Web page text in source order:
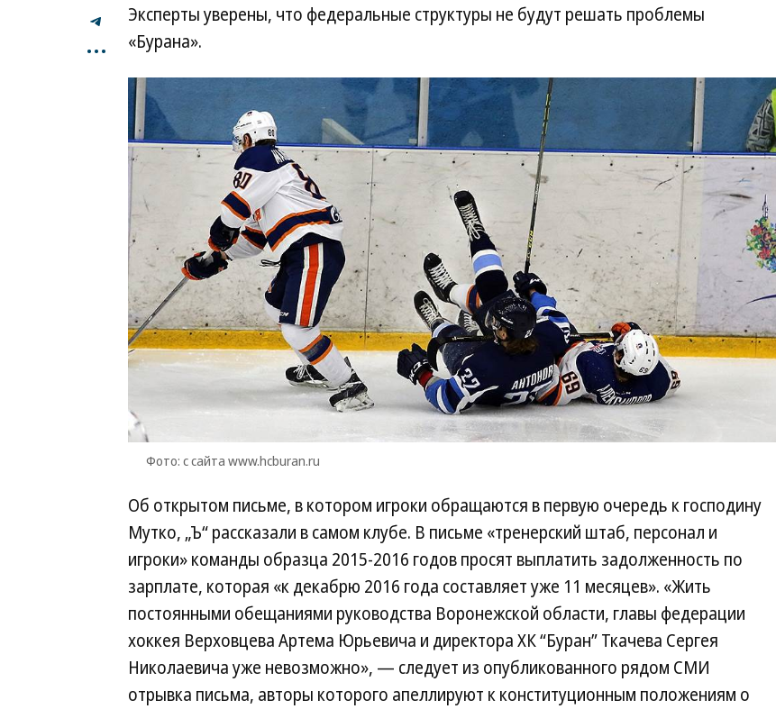
...
Эксперты уверены, что федеральные структуры не будут решать проблемы
«Бурана».
Фото: с сайта www.hcburan.ru
Об открытом письме, в котором игроки обращаются в первую очередь к господину
Мутко, „Ъ“ рассказали в самом клубе. В письме «тренерский штаб, персонал и
игроки» команды образца 2015-2016 годов просят выплатить задолженность по
зарплате, которая «к декабрю 2016 года составляет уже 11 месяцев». «Жить
постоянными обещаниями руководства Воронежской области, главы федерации
хоккея Верховцева Артема Юрьевича и директора ХК “Буран” Ткачева Сергея
Николаевича уже невозможно», — следует из опубликованного рядом СМИ
отрывка письма, авторы которого апеллируют к конституционным положениям о